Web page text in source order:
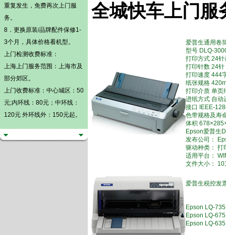
重复发生，免费再次上门服
务。
8．更换原装/品牌配件保修1-
3个月，具体价格看机型。
上门检测收费标准：
上海上门服务范围：上海市及
部分郊区。
上门收费标准：中心城区：50
元;内环线：80元；中环线：
120元 外环线外：150元起。
全城快车上门服
爱普生通用卷
型号 DLQ-
打印方式 24针
打印针数 24针
打印速度 444
纸张规格
打印介质 单页
进纸方式 自动
接口 IEEE-
色带规格及寿
体积
Epson爱普生
发布公司：
驱动种类： 打
适用平台：
文件大小：
爱普生税控发
Epson LQ-
Epson LQ-
Epson LQ-